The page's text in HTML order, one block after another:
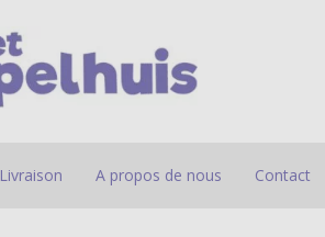
Livraison A propos de nous Contact